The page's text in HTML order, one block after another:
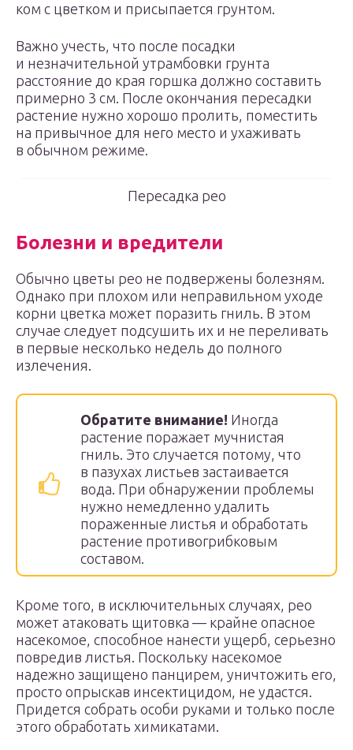
ком с цветком и присыпается грунтом.
Важно учесть, что после посадки
и незначительной утрамбовки грунта
расстояние до края горшка должно составить
примерно 3 см. После окончания пересадки
растение нужно хорошо пролить, поместить
на привычное для него место и ухаживать
в обычном режиме.
Пересадка рео
Болезни и вредители
Обычно цветы рео не подвержены болезням.
Однако при плохом или неправильном уходе
корни цветка может поразить гниль. В этом
случае следует подсушить их и не переливать
в первые несколько недель до полного
излечения.
Обратите внимание! Иногда
растение поражает мучнистая
гниль. Это случается потому, что
в пазухах листьев застаивается
вода. При обнаружении проблемы
нужно немедленно удалить
пораженные листья и обработать
растение противогрибковым
составом.
Кроме того, в исключительных случаях, рео
может атаковать щитовка — крайне опасное
насекомое, способное нанести ущерб, серьезно
повредив листья. Поскольку насекомое
надежно защищено панцирем, уничтожить его,
просто опрыскав инсектицидом, не удастся.
Придется собрать особи руками и только после
этого обработать химикатами.